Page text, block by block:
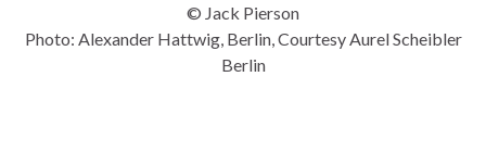
© Jack Pierson
Photo: Alexander Hattwig, Berlin, Courtesy Aurel Scheibler
Berlin